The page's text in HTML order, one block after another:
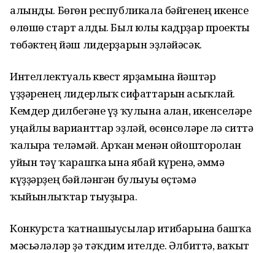
алынды. Бөгөн республикала бәйгенең икенсе
өлөшө старт алды. Был юлы кадрҙар проекты
төбәктең йәш лидерҙарын эҙләйәсәк.
Интеллектуаль квест ярҙамына йәштәр
үҙҙәренең лидерлыҡ сифаттарын асыҡлай.
Кемдер дилбегәне үҙ ҡулына алған, икенселәре
уңайлы варианттар эҙләй, өсөнсөләре лә ситтә
ҡалырға теләмәй. Арҡан менән ойошторолған
уйын тәү ҡарашҡа ғына ябай күренә, әммә
күҙҙәрҙең бәйләнгән булыуы өҫтәмә
ҡыйынлыҡтар тыуҙыра.
Конкурста ҡатнашыусылар иғтибарына башҡа
мәсьәләләр ҙә тәҡдим ителде. Әлбиттә, ваҡыт